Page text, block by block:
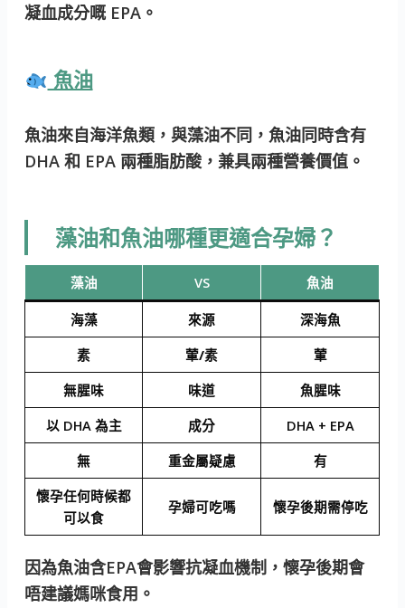
凝血成分嘅 EPA。
魚油
魚油來自海洋魚類，與藻油不同，魚油同時含有
DHA 和 EPA 兩種脂肪酸，兼具兩種營養價值。
藻油和魚油哪種更適合孕婦？
藻油 VS 魚油
海藻 來源
深海魚
素
葷/素
葷
無腥味
味道
魚腥味
以 DHA 為主
成分
DHA + EPA
無
重金屬疑慮
有
懷孕任何時候都
可以食
孕婦可吃嗎 懷孕後期需停吃
因為魚油含EPA會影響抗凝血機制，懷孕後期會
唔建議媽咪食用。